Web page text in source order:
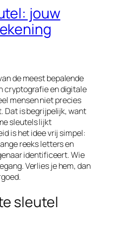
jouw
de meest bepalende
cryptografie en digitale
mensen niet precies
Dat is begrijpelijk, want
sleutels lijkt
is het idee vrij simpel:
reeks letters en
identificeert. Wie
Verlies je hem, dan
sleutel